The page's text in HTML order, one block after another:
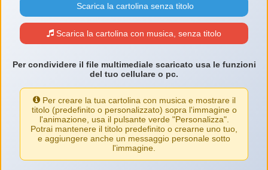
Scarica la cartolina senza titolo
Scarica la cartolina con musica, senza titolo
Per condividere il file multimediale scaricato usa le funzioni
del tuo cellulare o pc.
Per creare la tua cartolina con musica e mostrare il
titolo (predefinito o personalizzato) sopra l'immagine o
l'animazione, usa il pulsante verde "Personalizza".
Potrai mantenere il titolo predefinito o crearne uno tuo,
e aggiungere anche un messaggio personale sotto
l'immagine.